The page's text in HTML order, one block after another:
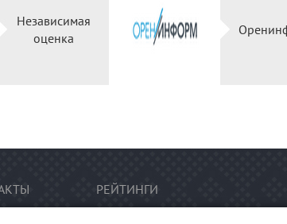
Независимая
оценка
РЕЙТИНГИ